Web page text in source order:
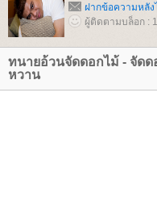
ฝากข้อความหลัง
ผู้ติดตามบล็อก :
ทนายอ้วนจัดดอกไม้ - จัด
หวาน